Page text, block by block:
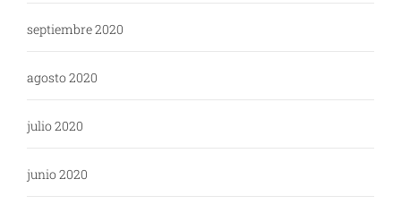
septiembre 2020
agosto 2020
julio 2020
junio 2020